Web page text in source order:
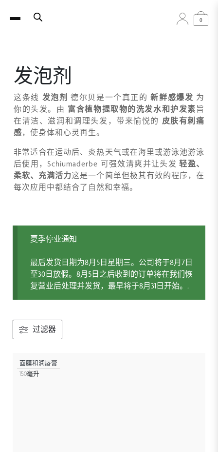
0
发泡剂
这条线 发泡剂 德尔贝是一个真正的新鲜感爆发 为
你的头发。由 富含植物提取物的洗发水和护发素 旨
在清洁、滋润和调理头发，带来愉悦的 皮肤有刺痛
感 ，使身体和心灵再生。
非常适合在运动后、炎热天气或在海里或游泳池游泳
后使用，Schiumaderbe 可强效清爽并让头发轻盈、
柔软、充满活力这是一个简单但极其有效的程序，在
每次应用中都结合了自然和幸福。
夏季停业通知
最后发货日期为8月5日星期三。公司将于8月7日
至30日放假。8月5日之后收到的订单将在我们恢
复营业后处理并发货，最早将于8月31日开始。.
过滤器
面膜和润唇膏
150毫升